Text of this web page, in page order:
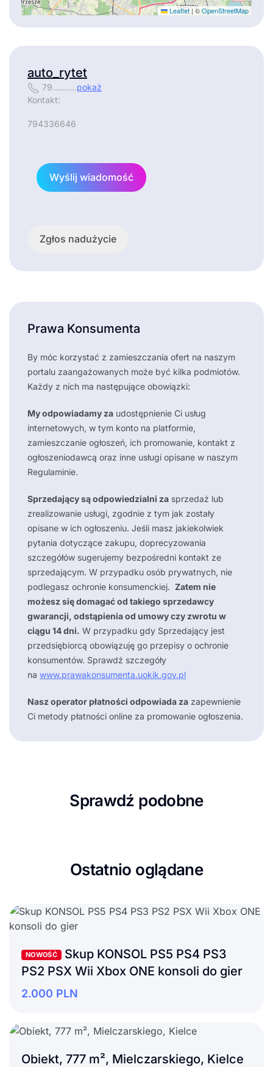
Leaflet |©OpenStreetMap
auto_rytet
79..........pokaż
Kontakt:
794336646
Wyślij wiadomość
Zgłos nadużycie
Prawa Konsumenta
By móc korzystać z zamieszczania ofert na naszym
portalu zaangażowanych może być kilka podmiotów.
Każdy z nich ma następujące obowiązki:
My odpowiadamy za udostępnienie Ci usług
internetowych, w tym konto na platformie,
zamieszczanie ogłoszeń, ich promowanie, kontakt z
ogłoszeniodawcą oraz inne usługi opisane w naszym
Regulaminie.
Sprzedający są odpowiedzialni za sprzedaż lub
zrealizowanie usługi, zgodnie z tym jak zostały
opisane w ich ogłoszeniu. Jeśli masz jakiekolwiek
pytania dotyczące zakupu, doprecyzowania
szczegółów sugerujemy bezpośredni kontakt ze
sprzedającym. W przypadku osób prywatnych, nie
podlegasz ochronie konsumenckiej. Zatem nie
możesz się domagać od takiego sprzedawcy
gwarancji, odstąpienia od umowy czy zwrotu w
ciągu 14 dni. W przypadku gdy Sprzedający jest
przedsiębiorcą obowiązuję go przepisy o ochronie
konsumentów. Sprawdź szczegóły
na www.prawakonsumenta.uokik.gov.pl
Nasz operator płatności odpowiada za zapewnienie
Ci metody płatności online za promowanie ogłoszenia.
Sprawdź podobne
Ostatnio oglądane
NOWOŚĆ Skup KONSOL PS5 PS4 PS3
PS2 PSX Wii Xbox ONE konsoli do gier
2.000 PLN
Obiekt, 777 m², Mielczarskiego, Kielce